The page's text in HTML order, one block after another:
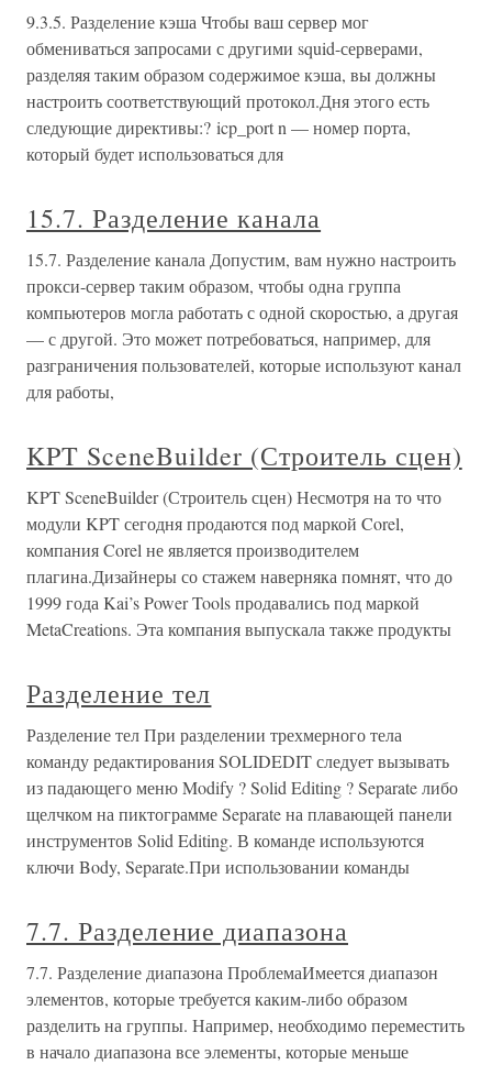
9.3.5. Разделение кэша Чтобы ваш сервер мог
обмениваться запросами с другими squid-серверами,
разделяя таким образом содержимое кэша, вы должны
настроить соответствующий протокол.Дня этого есть
следующие директивы:? icp_port n — номер порта,
который будет использоваться для
15.7. Разделение канала
15.7. Разделение канала Допустим, вам нужно настроить
прокси-сервер таким образом, чтобы одна группа
компьютеров могла работать с одной скоростью, а другая
— с другой. Это может потребоваться, например, для
разграничения пользователей, которые используют канал
для работы,
KPT SceneBuilder (Строитель сцен)
KPT SceneBuilder (Строитель сцен) Несмотря на то что
модули KPT сегодня продаются под маркой Corel,
компания Corel не является производителем
плагина.Дизайнеры со стажем наверняка помнят, что до
1999 года Kai’s Power Tools продавались под маркой
MetaCreations. Эта компания выпускала также продукты
Разделение тел
Разделение тел При разделении трехмерного тела
команду редактирования SOLIDEDIT следует вызывать
из падающего меню Modify ? Solid Editing ? Separate либо
щелчком на пиктограмме Separate на плавающей панели
инструментов Solid Editing. В команде используются
ключи Body, Separate.При использовании команды
7.7. Разделение диапазона
7.7. Разделение диапазона ПроблемаИмеется диапазон
элементов, которые требуется каким-либо образом
разделить на группы. Например, необходимо переместить
в начало диапазона все элементы, которые меньше